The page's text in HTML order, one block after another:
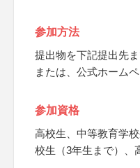
参加方法
提出物を下記提出先
または、公式ホーム
参加資格
高校生、中等教育学
校生（3年生まで）、